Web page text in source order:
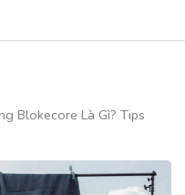
Blokecore Là Gì? Tips